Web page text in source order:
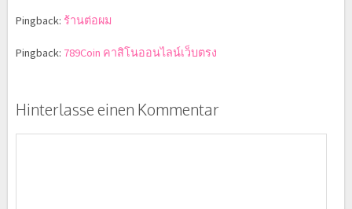
Pingback: ร้านต่อผม
Pingback: 789Coin คาสิโนออนไลน์เว็บตรง
Hinterlasse einen Kommentar